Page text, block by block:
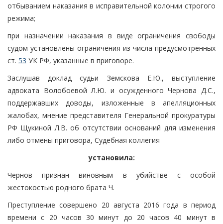
отбыванием наказания в исправительной колонии строгого
режима;
при назначении наказания в виде ограничения свободы
судом установлены ограничения из числа предусмотренных
ст. 53 УК РФ, указанные в приговоре.
Заслушав доклад судьи Земскова Е.Ю., выступление
адвоката Волобоевой Л.Ю. и осужденного Чернова Д.С.,
поддержавших доводы, изложенные в апелляционных
жалобах, мнение представителя Генеральной прокуратуры
РФ Щукиной Л.В. об отсутствии оснований для изменения
либо отмены приговора, Судебная коллегия
установила:
Чернов признан виновным в убийстве с особой
жестокостью родного брата Ч.
Преступление совершено 20 августа 2016 года в период
времени с 20 часов 30 минут до 20 часов 40 минут в